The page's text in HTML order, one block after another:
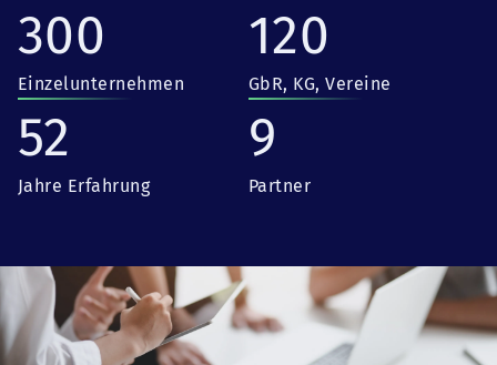
300
Einzelunternehmen
120
GbR, KG, Vereine
52
Jahre Erfahrung
9
Partner